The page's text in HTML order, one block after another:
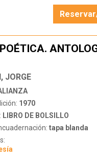
JORGE
1970
LIBRO DE BOLSILLO
tapa blanda